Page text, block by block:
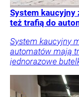
System kaucyjny
też trafią do
System kaucyjny
automatów mają
jednorazowe